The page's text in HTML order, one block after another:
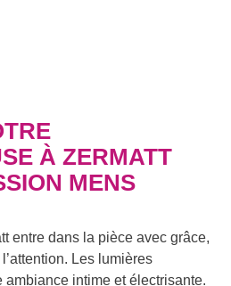
À ZERMATT
MENS
entre dans la pièce avec grâce,
Les lumières
ambiance intime et électrisante.